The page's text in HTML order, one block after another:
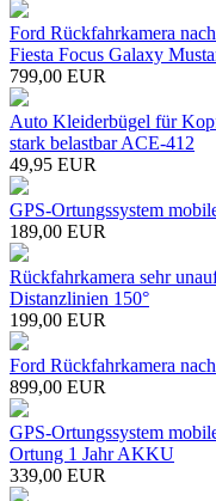
Ford Rückfahrkamera
Fiesta Focus Galaxy
799,00 EUR
Auto Kleiderbügel für
stark belastbar ACE-412
49,95 EUR
GPS-Ortungssystem
189,00 EUR
Rückfahrkamera sehr
Distanzlinien 150°
199,00 EUR
Ford Rückfahrkamera
899,00 EUR
GPS-Ortungssystem
Ortung 1 Jahr AKKU
339,00 EUR